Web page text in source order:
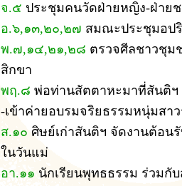
จ.๕ ประชุมคนวัดฝ่ายหญิง-ฝ่าย
อ.๖,๑๓,๒๐,๒๗ สมณะประชุมอป
พ.๗,๑๔,๒๑,๒๘ ตรวจศีลชาวชุม
สิกขา
พฤ.๘ พ่อท่านสัตตาหะมาที่สันติฯ
-เข้าค่ายอบรมจริยธรรมหนุ่มสา
ส.๑๐ ศิษย์เก่าสันติฯ จัดงานต้อน
ในวันแม่
อา.๑๑ นักเรียนพุทธธรรม ร่วมกั